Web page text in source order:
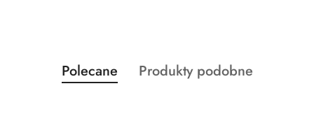
Pomiń karuzelę produktów
Produkty
o
Polecane
Produkty
Produkty podobne